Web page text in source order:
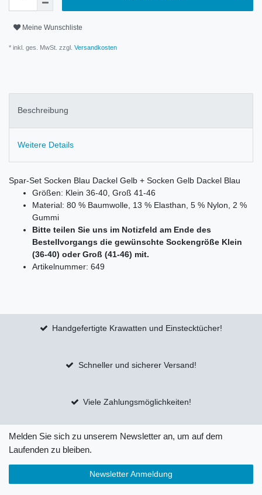
Meine Wunschliste
* inkl. ges. MwSt. zzgl. Versandkosten
Beschreibung
Weitere Details
Spar-Set Socken Blau Dackel Gelb + Socken Gelb Dackel Blau
Größen: Klein 36-40, Groß 41-46
Material: 80 % Baumwolle, 13 % Elasthan, 5 % Nylon, 2 %
Gummi
Bitte teilen Sie uns im Notizfeld am Ende des
Bestellvorgangs die gewünschte Sockengröße Klein
(36-40) oder Groß (41-46) mit.
Artikelnummer: 649
Handgefertigte Krawatten und Einstecktücher!
Schneller und sicherer Versand!
Viele Zahlungsmöglichkeiten!
Melden Sie sich zu unserem Newsletter an, um auf dem
Laufenden zu bleiben.
Newsletter Anmeldung